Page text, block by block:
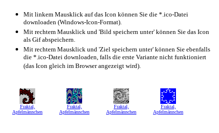
Mit linkem Mausklick auf das Icon können Sie die *.ico-Datei
downloaden (Windows-Icon-Format).
Mit rechtem Mausklick und 'Bild speichern unter' können Sie das Icon
als Gif abspeichern.
Mit rechtem Mausklick und 'Ziel speichern unter' können Sie ebenfalls
die *.ico-Datei downloaden, falls die erste Variante nicht funktioniert
(das Icon gleich im Browser angezeigt wird).
Fraktal,
Apfelmännchen
Fraktal,
Apfelmännchen
Fraktal,
Apfelmännchen
Fraktal,
Apfelmännchen